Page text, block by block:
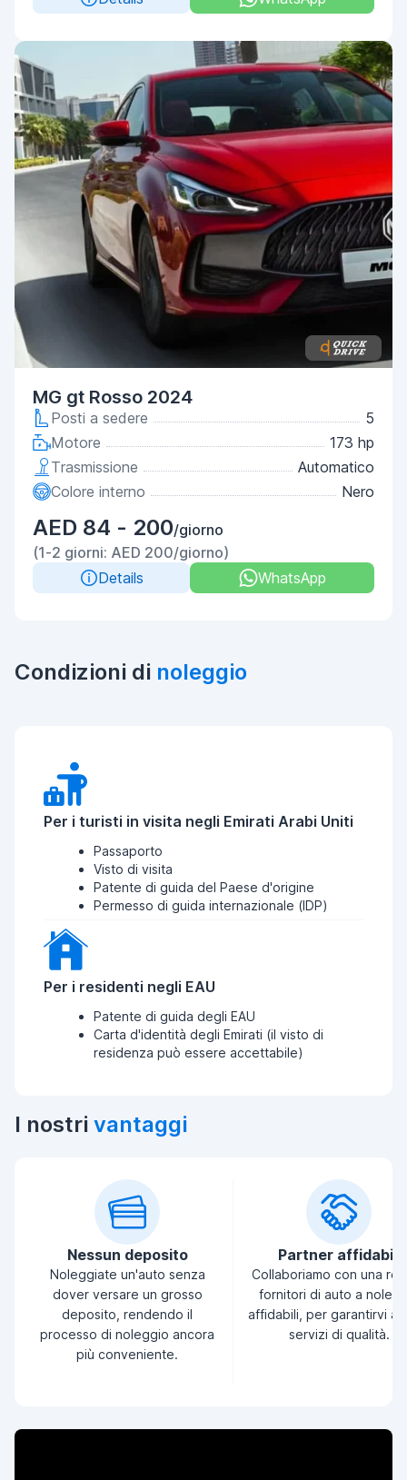
MG gt Rosso 2024
Posti a sedere
5
Motore
173 hp
Trasmissione
Automatico
Colore interno
Nero
AED 84 - 200/giorno
(1-2 giorni: AED 200/giorno)
Details
WhatsApp
Condizioni di noleggio
Per i turisti in visita negli Emirati Arabi Uniti
Passaporto
Visto di visita
Patente di guida del Paese d'origine
Permesso di guida internazionale (IDP)
Per i residenti negli EAU
Patente di guida degli EAU
Carta d'identità degli Emirati (il visto di
residenza può essere accettabile)
I nostri vantaggi
Nessun deposito
Noleggiate un'auto senza
dover versare un grosso
deposito, rendendo il
processo di noleggio ancora
più conveniente.
Partner affidabili
Collaboriamo con una
fornitori di auto a
affidabili, per garantirvi
servizi di qualità.